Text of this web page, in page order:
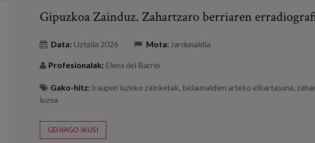
Gipuzkoa Zainduz. Zahartzaro berriaren
Data: Uztaila 2026 Mota: Jardunaldia
Profesionalak: Elena del Barrio
Gako-hitz: Iraupen luzeko zainketak belaunaldien arteko elkartasuna
luzea
GEHIAGO IKUSI